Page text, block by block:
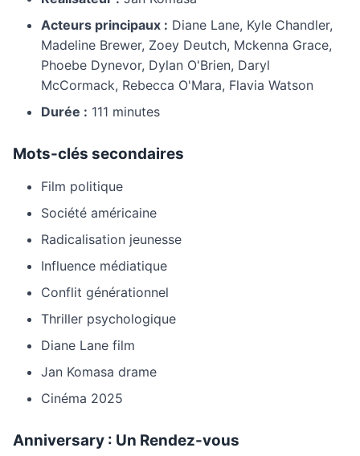
Acteurs principaux : Diane Lane, Kyle Chandler,
Madeline Brewer, Zoey Deutch, Mckenna Grace,
Phoebe Dynevor, Dylan O'Brien, Daryl
McCormack, Rebecca O'Mara, Flavia Watson
Durée : 111 minutes
Mots-clés secondaires
Film politique
Société américaine
Radicalisation jeunesse
Influence médiatique
Conflit générationnel
Thriller psychologique
Diane Lane film
Jan Komasa drame
Cinéma 2025
Anniversary : Un Rendez-vous